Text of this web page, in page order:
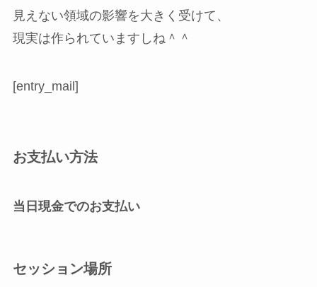
見えない領域の影響を大きく受けて、
現実は作られていますしね＾＾
[entry_mail]
お支払い方法
当日現金でのお支払い
セッション場所